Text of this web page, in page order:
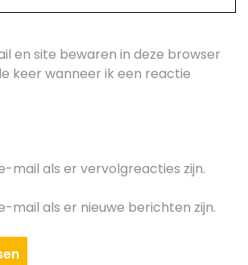
en site bewaren in deze browser
keer wanneer ik een reactie
mail als er vervolgreacties zijn.
mail als er nieuwe berichten zijn.